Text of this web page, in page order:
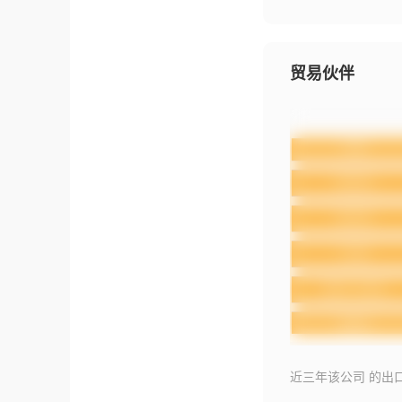
贸易伙伴
近三年该公司 的出